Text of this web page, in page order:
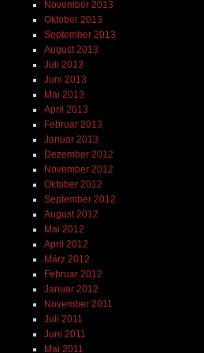
November 2013
Oktober 2013
September 2013
August 2013
Juli 2013
Juni 2013
Mai 2013
April 2013
Februar 2013
Januar 2013
Dezember 2012
November 2012
Oktober 2012
September 2012
August 2012
Mai 2012
April 2012
März 2012
Februar 2012
Januar 2012
November 2011
Juli 2011
Juni 2011
Mai 2011